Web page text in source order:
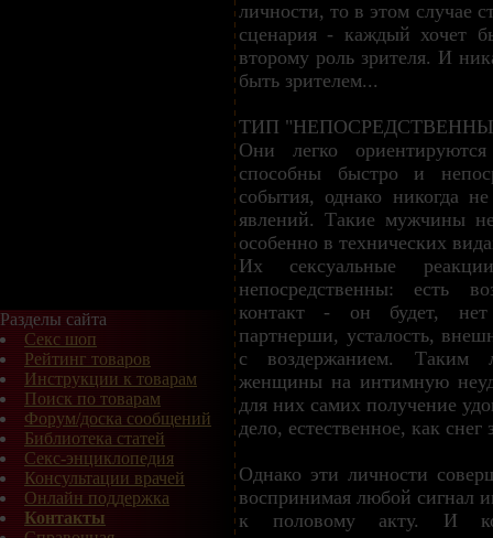
Разделы сайта
Секс шоп
Рейтинг товаров
Инструкции к товарам
Поиск по товарам
Форум/доска сообщений
Библиотека статей
Секс-энциклопедия
Консультации врачей
Онлайн поддержка
Контакты
личности, то в этом случае
сценария - каждый хочет
второму роль зрителя. И
быть зрителем...
ТИП
Они легко
способны быстро и
события, однако никогда
явлений. Такие мужчины
особенно в технических
Их сексуальные
непосредственны: есть
контакт - он будет, нет
партнерши, усталость,
с воздержанием. Таким
женщины на интимную
для них самих получение
дело, естественное, как снег
Однако эти личности
воспринимая любой сигнал
к половому акту. И